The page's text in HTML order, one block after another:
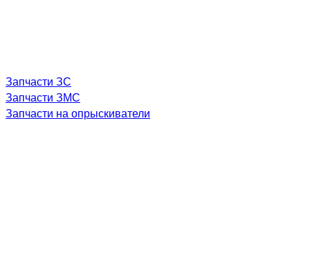
Запчасти ЗС
Запчасти ЗМС
Запчасти на опрыскиватели